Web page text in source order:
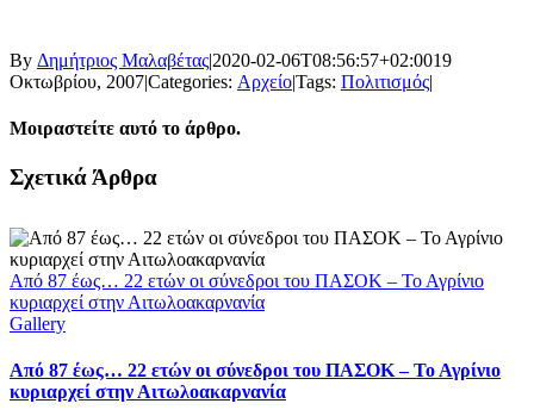
By Δημήτριος Μαλαβέτας|2020-02-06T08:56:57+02:0019
Οκτωβρίου, 2007|Categories: Αρχείο|Tags: Πολιτισμός|
Μοιραστείτε αυτό το άρθρο.
Facebook
X
LinkedIn
WhatsApp
Email
Σχετικά Άρθρα
Από 87 έως… 22 ετών οι σύνεδροι του ΠΑΣΟΚ – Το Αγρίνιο
κυριαρχεί στην Αιτωλοακαρνανία
Gallery
Από 87 έως… 22 ετών οι σύνεδροι του ΠΑΣΟΚ – Το Αγρίνιο
κυριαρχεί στην Αιτωλοακαρνανία